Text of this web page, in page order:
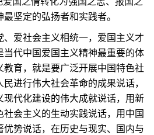
坚定的弘扬者和实践者。
爱社会主义相统一，爱国主义才
当代中国爱国主义精神最重要的体
育，就是要广泛开展中国特色社
进行伟大社会革命的成果说话，
现代化建设的伟大成就说话，用新
社会主义的生动实践说话，用中国
势说话，在历史与现实、国内与